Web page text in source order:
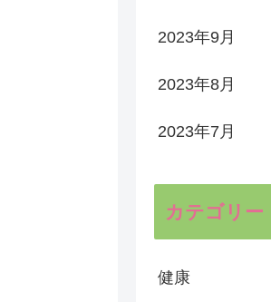
2023年9月
2023年8月
2023年7月
カテゴリー
健康